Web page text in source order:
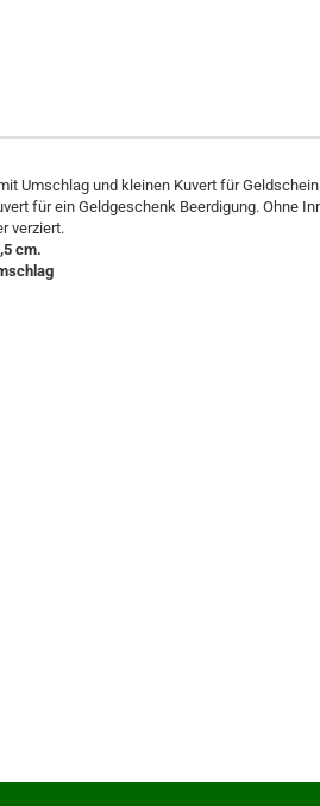
Umschlag und kleinen Kuvert für
für ein Geldgeschenk Beerdigung. Ohne
verziert.
cm.